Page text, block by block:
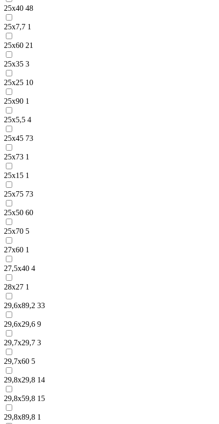
25х40 48
25х7,7 1
25х60 21
25х35 3
25х25 10
25х90 1
25х5,5 4
25х45 73
25х73 1
25х15 1
25х75 73
25х50 60
25х70 5
27х60 1
27,5х40 4
28х27 1
29,6х89,2 33
29,6х29,6 9
29,7х29,7 3
29,7х60 5
29,8х29,8 14
29,8х59,8 15
29,8х89,8 1